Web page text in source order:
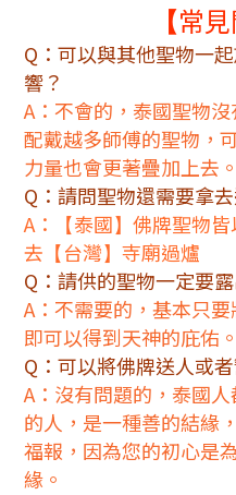
【常
Q：可以與其他聖物一
響？
A：不會的，泰國聖物
配戴越多師傅的聖物，
力量也會更著疊加上去。
Q：請問聖物還需要拿
A：
【泰國】 佛牌聖物
去 【台灣】 寺廟過爐
Q：請供的聖物一定要
A：不需要的，基本只
即可以得到天神的庇佑。
Q：可以將佛牌送人或
A：沒有問題的，泰國
的人，是一種善的結緣
福報，因為您的初心是
緣。